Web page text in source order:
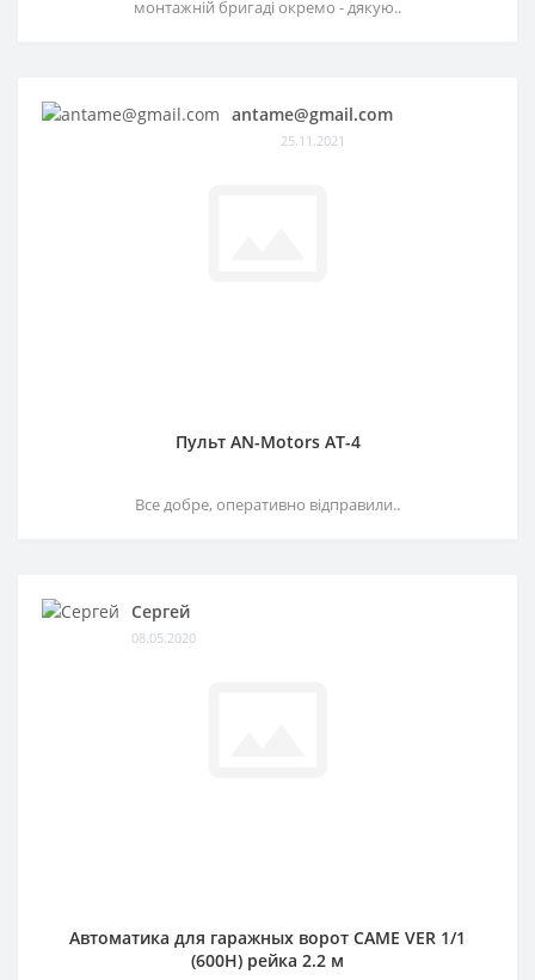
монтажній бригаді окремо - дякую..
antame@gmail.com
25.11.2021
Пульт AN-Motors AT-4
Все добре, оперативно відправили..
Сергей
08.05.2020
Автоматика для гаражных ворот CAME VER 1/1
(600H) рейка 2.2 м